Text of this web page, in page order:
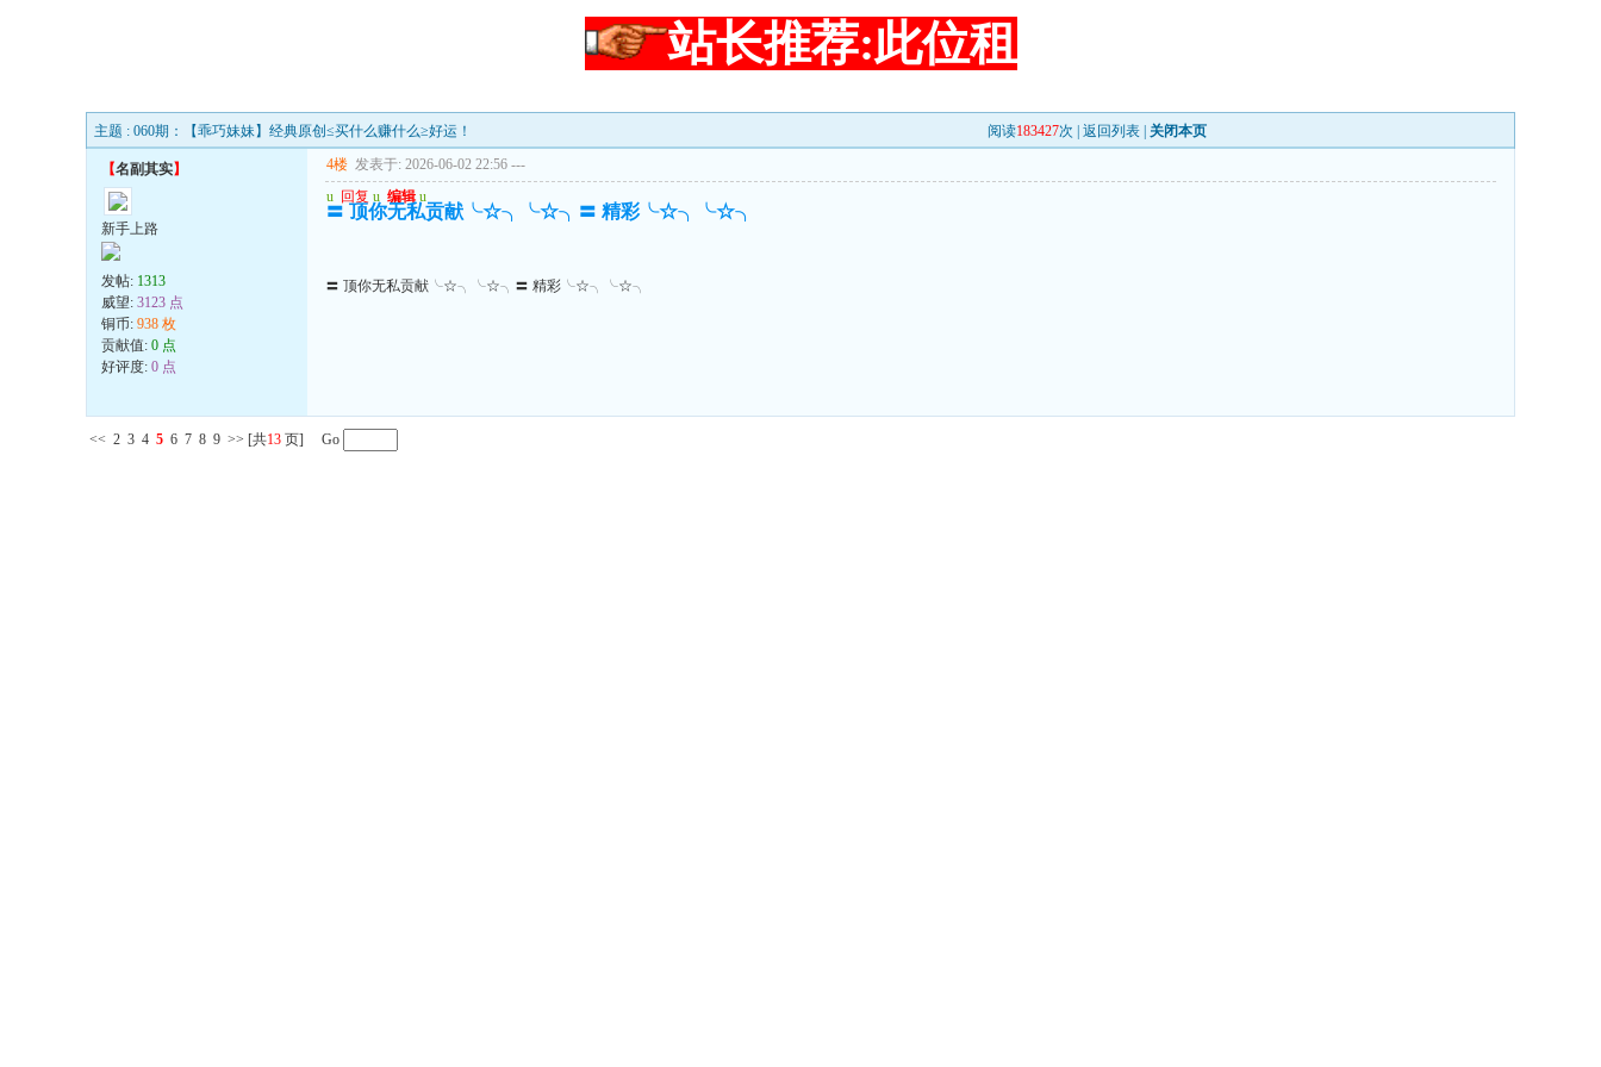
站长推荐:此位租
主题 : 060期：【乖巧妹妹】经典原创≤买什么赚什么≥好运！ 阅读183427次 | 返回列表 关闭本页
【名副其实】
新手上路
发帖: 1313
威望: 3123 点
铜币: 938 枚
贡献值: 0 点
好评度: 0 点
4楼 发表于: 2026-06-02 22:56 ---
u 回复 u 编辑 u
〓 顶你无私贡献╰☆╮╰☆╮〓 精彩╰☆╮╰☆╮
〓 顶你无私贡献╰☆╮╰☆╮〓 精彩╰☆╮╰☆╮
<< 2 3 4 5 6 7 8 9 >> [共13 页] Go